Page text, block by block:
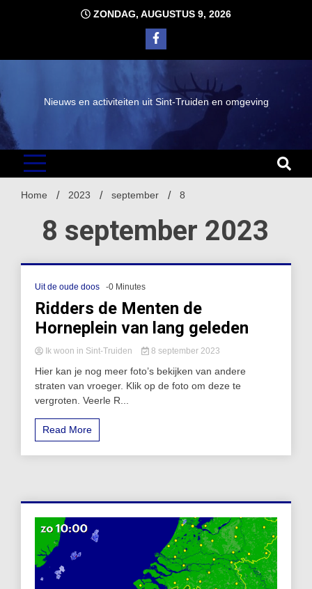
ZONDAG, AUGUSTUS 9, 2026
Nieuws en activiteiten uit Sint-Truiden en omgeving
Home 2023 september 8
8 september 2023
Uit de oude doos -0 Minutes
Ridders de Menten de
Horneplein van lang geleden
Ik woon in Sint-Truiden 8 september 2023
Hier kan je nog meer foto’s bekijken van andere
straten van vroeger. Klik op de foto om deze te
vergroten. Veerle R...
Read More